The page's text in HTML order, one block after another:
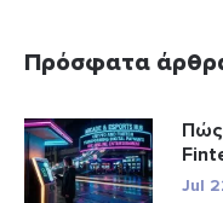
Πρόσφατα
Πώς
Jul